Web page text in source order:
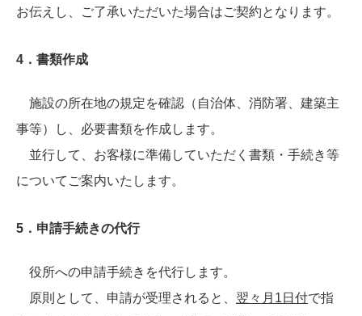
お伝えし、ご了承いただいた場合はご契約となります。
4．書類作成
施設の所在地の規定を確認（自治体、消防署、建築主
事等）し、必要書類を作成します。
並行して、お客様に準備していただく書類・手続き等
についてご案内いたします。
5．申請手続きの代行
役所への申請手続きを代行します。
原則として、申請が受理されると、 翌々月1日付で指